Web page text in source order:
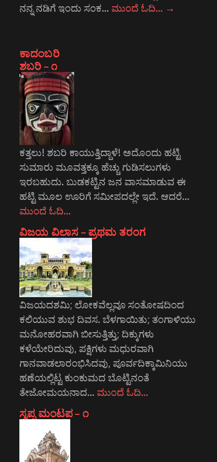
ನನ್ನ ನಡಿಗೆ ಇಂದು ಸಂಕ… ಮುಂದೆ ಓದಿ… →
ಕಾದಂಬರಿ
ಶಬರಿ – ೧
ಕತ್ತಲು! ಶಬರಿ ಕಾಯುತ್ತಿದ್ದಾಳೆ! ಅದೊಂದು ಹಟ್ಟಿ
ಸುಮಾರು ಮೂವತ್ತಕ್ಕೂ ಹೆಚ್ಚು ಗುಡಿಸಲುಗಳು
ಇರಬಹುದು. ಬುಡಕಟ್ಟಿನ ಜನ ವಾಸಮಾಡುವ ಈ
ಹಟ್ಟಿ ಮೂಲ ಊರಿಗೆ ಸಮೀಪದಲ್ಲೇ ಇದೆ. ಆದರೆ…
ಮುಂದೆ ಓದಿ…
ವಿಜಯ ವಿಲಾಸ – ಪ್ರಥಮ ತರಂಗ
ವಿಜಯದಶಮಿ; ಲೋಕವೆಲ್ಲವೂ ಸಂತೋಷದಿಂದ
ಕಲಿಯುವ ಶುಭ ದಿವಸ. ಬೆಳಗಾಯಿತು; ತಂಗಾಳಿಯು
ಮನೋಹರವಾಗಿ ಬೀಸುತ್ತಿತ್ತು; ದಿಕ್ಕುಗಳು
ಕಳೆಯೇರಿದುವು, ಪಕ್ಷಿಗಳು ಮಧುರವಾಗಿ
ಗಾನವಾಡಲಾರಂಭಿಸಿದವು, ಪೂರ್ವದಿಕ್ಕಾಮಿನಿಯು
ಹಣೆಯಲ್ಲಿಟ್ಟ ಕುಂಕುಮದ ಬೊಟ್ಟಿನಂತೆ
ತೇಜೋಮಯನಾದ… ಮುಂದೆ ಓದಿ…
ಸ್ವಪ್ನ ಮಂಟಪ – ೧